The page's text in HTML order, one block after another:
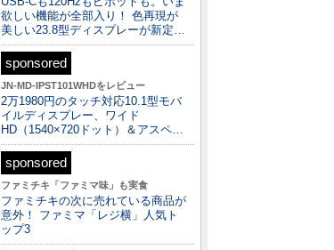
欲しい機能が全部入り！ 色再現が
美しい23.8型ディスプレーが新定…
sponsored
JN-MD-IPST101WHDをレビュー
2万1980円のタッチ対応10.1型モバ
イルディスプレー、ワイド
HD（1540×720ドット）＆アスペ…
sponsored
ファミチキ「ファミマ味」も実食
ファミチキの次に売れている商品が
意外！ ファミマ「レジ横」人気ト
ップ3